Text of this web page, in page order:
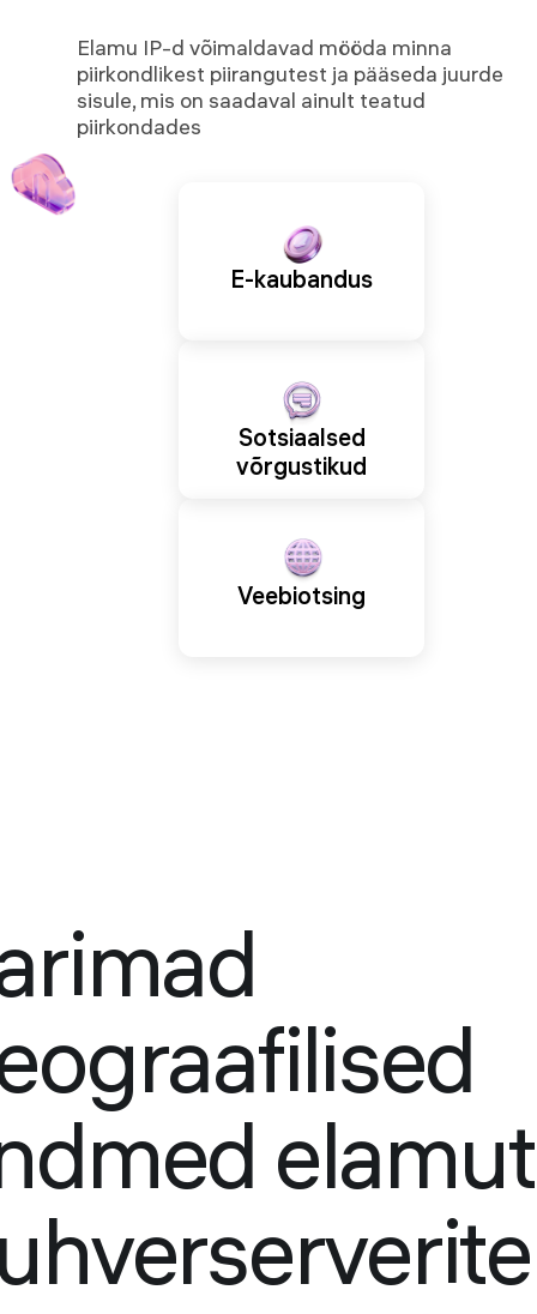
Elamu IP-d võimaldavad mööda minna
piirkondlikest piirangutest ja pääseda juurde
sisule, mis on saadaval ainult teatud
piirkondades
E-kaubandus
Sotsiaalsed
võrgustikud
Veebiotsing